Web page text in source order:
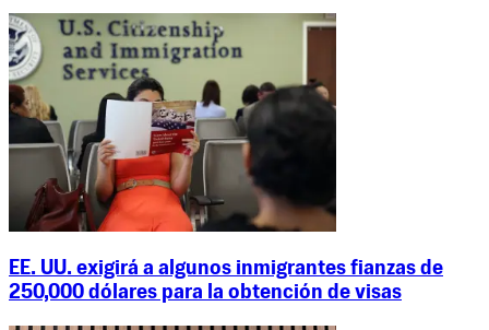
EE. UU. exigirá a algunos inmigrantes fianzas de
250,000 dólares para la obtención de visas